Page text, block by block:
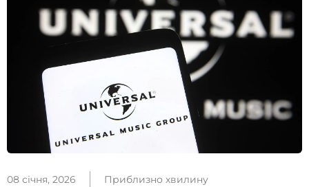
08 січня, 2026 Приблизно хвилину